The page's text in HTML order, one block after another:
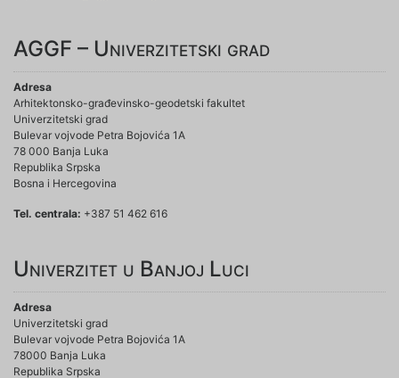
AGGF – Univerzitetski grad
Adresa
Arhitektonsko-građevinsko-geodetski fakultet
Univerzitetski grad
Bulevar vojvode Petra Bojovića 1A
78 000 Banja Luka
Republika Srpska
Bosna i Hercegovina
Tel. centrala: +387 51 462 616
Univerzitet u Banjoj Luci
Adresa
Univerzitetski grad
Bulevar vojvode Petra Bojovića 1A
78000 Banja Luka
Republika Srpska